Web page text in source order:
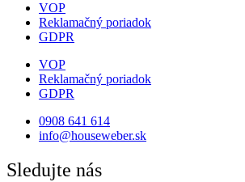
VOP
Reklamačný poriadok
GDPR
VOP
Reklamačný poriadok
GDPR
0908 641 614
info@houseweber.sk
Sledujte nás